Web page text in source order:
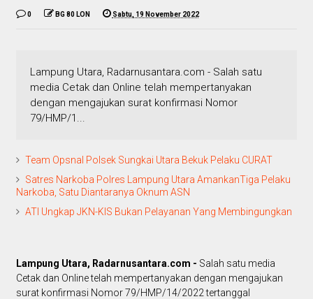
0 BG 80 LON Sabtu, 19 November 2022
Lampung Utara, Radarnusantara.com - Salah satu
media Cetak dan Online telah mempertanyakan
dengan mengajukan surat konfirmasi Nomor
79/HMP/1...
Team Opsnal Polsek Sungkai Utara Bekuk Pelaku CURAT
Satres Narkoba Polres Lampung Utara AmankanTiga Pelaku
Narkoba, Satu Diantaranya Oknum ASN
ATI Ungkap JKN-KIS Bukan Pelayanan Yang Membingungkan
Lampung Utara, Radarnusantara.com - Salah satu media
Cetak dan Online telah mempertanyakan dengan mengajukan
surat konfirmasi Nomor 79/HMP/14/2022 tertanggal